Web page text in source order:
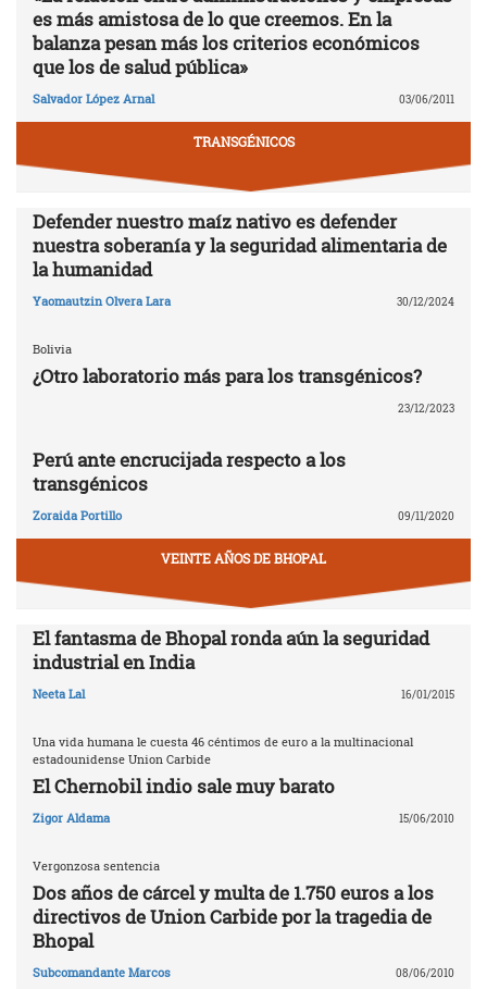
es más amistosa de lo que creemos. En la
balanza pesan más los criterios económicos
que los de salud pública»
Salvador López Arnal 03/06/2011
TRANSGÉNICOS
Defender nuestro maíz nativo es defender
nuestra soberanía y la seguridad alimentaria de
la humanidad
Yaomautzin Olvera Lara 30/12/2024
Bolivia
¿Otro laboratorio más para los transgénicos?
23/12/2023
Perú ante encrucijada respecto a los
transgénicos
Zoraida Portillo 09/11/2020
VEINTE AÑOS DE BHOPAL
El fantasma de Bhopal ronda aún la seguridad
industrial en India
Neeta Lal 16/01/2015
Una vida humana le cuesta 46 céntimos de euro a la multinacional
estadounidense Union Carbide
El Chernobil indio sale muy barato
Zigor Aldama 15/06/2010
Vergonzosa sentencia
Dos años de cárcel y multa de 1.750 euros a los
directivos de Union Carbide por la tragedia de
Bhopal
Subcomandante Marcos 08/06/2010